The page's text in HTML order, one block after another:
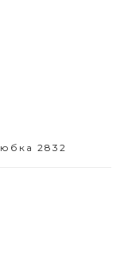
юбка 2832